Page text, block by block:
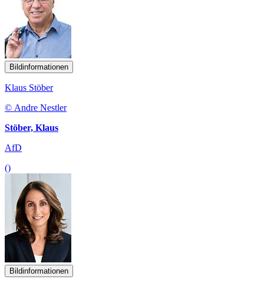
Bildinformationen
Klaus Stöber
© Andre Nestler
Stöber, Klaus
AfD
()
Bildinformationen